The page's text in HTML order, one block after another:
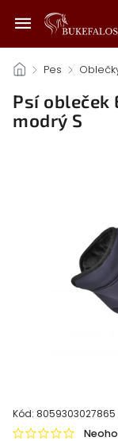
/ Pes /
Psí obleček
modrý S
Kód: 8059303027865